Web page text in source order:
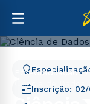
Pós-Graduação
Ciência de Dados
Inscrição: